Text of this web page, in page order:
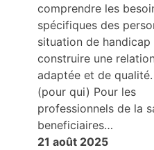
comprendre les
spécifiques des
situation de handicap
construire une
adaptée et de
(pour qui) Pour les
professionnels de la
beneficiaires…
21 août 2025